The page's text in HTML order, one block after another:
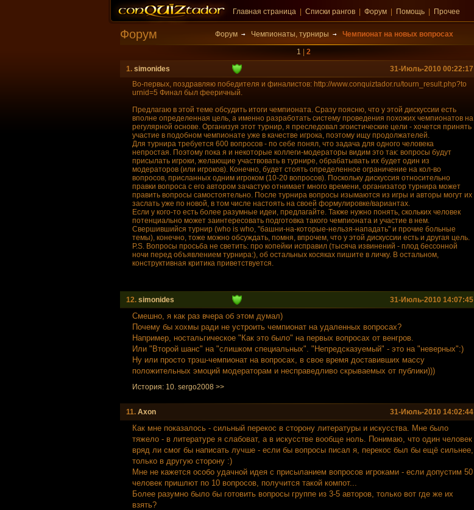
Главная страница Списки рангов Форум Помощь Прочее
Форум Форум Чемпионаты, турниры Чемпионат на новых вопросах
1
2
1. simonides
31-Июль-2010 00:22:17
Во-первых, поздравляю победителя и финалистов: http://www.conquiztador.ru/tourn_result.php?to
urnid=5 Финал был фееричный.
Предлагаю в этой теме обсудить итоги чемпионата. Сразу поясню, что у этой дискуссии есть
вполне определенная цель, а именно разработать систему проведения похожих чемпионатов на
регулярной основе. Организуя этот турнир, я преследовал эгоистические цели - хочется принять
участие в подобном чемпионате уже в качестве игрока, поэтому ищу продолжателей.
Для турнира требуется 600 вопросов - по себе понял, что задача для одного человека
непростая. Поэтому пока я и некоторые коллеги-модераторы видим это так: вопросы будут
присылать игроки, желающие участвовать в турнире, обрабатывать их будет один из
модераторов (или игроков). Конечно, будет стоять определенное ограничение на кол-во
вопросов, присланных одним игроком (10-20 вопросов). Поскольку дискуссия относительно
правки вопроса с его автором зачастую отнимает много времени, организатор турнира может
править вопросы самостоятельно. После турнира вопросы изымаются из игры и авторы могут их
заслать уже по новой, в том числе настоять на своей формулировке/вариантах.
Если у кого-то есть более разумные идеи, предлагайте. Также нужно понять, скольких человек
потенциально может заинтересовать подготовка такого чемпионата и участие в нем.
Свершившийся турнир (who is who, "башни-на-которые-нельзя-нападать" и прочие больные
темы), конечно, тоже можно обсуждать, помня, впрочем, что у этой дискуссии есть и другая цель.
P.S. Вопросы просьба не светить: про копейки исправил (тысяча извинений - плод бессонной
ночи перед объявлением турнира:), об остальных косяках пишите в личку. В остальном,
конструктивная критика приветствуется.
12. simonides 31-Июль-2010 14:07:45
Смешно, я как раз вчера об этом думал)
Почему бы хохмы ради не устроить чемпионат на удаленных вопросах?
Например, ностальгическое "Как это было" на первых вопросах от венгров.
Или "Второй шанс" на "слишком специальных". "Непредсказуемый" - это на "неверных":)
Ну или просто трэш-чемпионат на вопросах, в свое время доставивших массу
положительных эмоций модераторам и несправедливо скрываемых от публики)))
История: 10. sergo2008 >>
11. Axon 31-Июль-2010 14:02:44
Как мне показалось - сильный перекос в сторону литературы и искусства. Мне было
тяжело - в литературе я слабоват, а в искусстве вообще ноль. Понимаю, что один человек
вряд ли смог бы написать лучше - если бы вопросы писал я, перекос был бы ещё сильнее,
только в другую сторону :)
Мне не кажется особо удачной идея с присыланием вопросов игроками - если допустим 50
человек пришлют по 10 вопросов, получится такой компот...
Более разумно было бы готовить вопросы группе из 3-5 авторов, только вот где же их
взять?